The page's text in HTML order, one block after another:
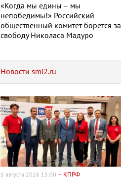
«Когда мы едины – мы
непобедимы!» Российский
общественный комитет борется за
свободу Николаса Мадуро
Новости smi2.ru
5 августа 2026 15:00 – КПРФ